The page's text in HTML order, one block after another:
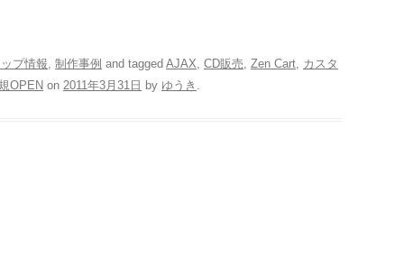
プ情報, 制作事例 and tagged AJAX, CD販売, Zen Cart, カスタ
OPEN on 2011年3月31日 by ゆうき .